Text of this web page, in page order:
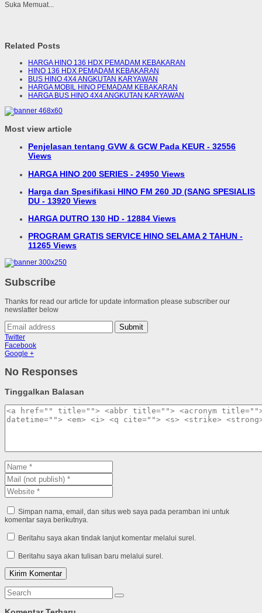
Suka Memuat...
Related Posts
HARGA HINO 136 HDX PEMADAM KEBAKARAN
HINO 136 HDX PEMADAM KEBAKARAN
BUS HINO 4X4 ANGKUTAN KARYAWAN
HARGA MOBIL HINO PEMADAM KEBAKARAN
HARGA BUS HINO 4X4 ANGKUTAN KARYAWAN
Most view article
Penjelasan tentang GVW & GCW Pada KEUR - 32556
Views
HARGA HINO 200 SERIES - 24950 Views
Harga dan Spesifikasi HINO FM 260 JD (SANG SPESIALIS
DU - 13920 Views
HARGA DUTRO 130 HD - 12884 Views
PROGRAM GRATIS SERVICE HINO SELAMA 2 TAHUN -
11265 Views
Subscribe
Thanks for read our article for update information please subscriber our
newslatter below
Submit
Twitter
Facebook
Google +
No Responses
Tinggalkan Balasan
Simpan nama, email, dan situs web saya pada peramban ini untuk
komentar saya berikutnya.
Beritahu saya akan tindak lanjut komentar melalui surel.
Beritahu saya akan tulisan baru melalui surel.